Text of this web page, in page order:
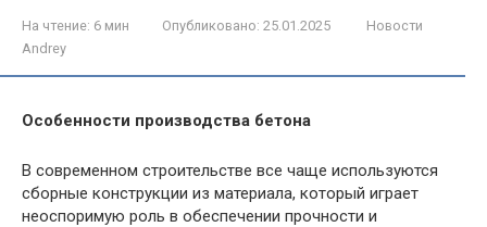
На чтение: 6 мин Опубликовано: 25.01.2025
Новости
Andrey
Особенности производства бетона
В современном строительстве все чаще используются
сборные конструкции из материала, который играет
неоспоримую роль в обеспечении прочности и